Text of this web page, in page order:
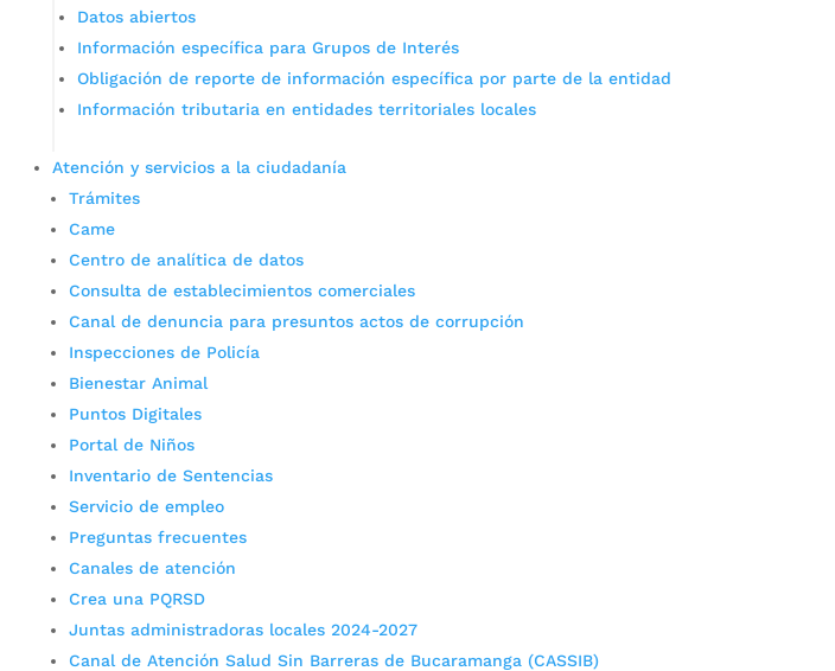
Datos abiertos
Información específica para Grupos de Interés
Obligación de reporte de información específica por parte de la entidad
Información tributaria en entidades territoriales locales
Atención y servicios a la ciudadanía
Trámites
Came
Centro de analítica de datos
Consulta de establecimientos comerciales
Canal de denuncia para presuntos actos de corrupción
Inspecciones de Policía
Bienestar Animal
Puntos Digitales
Portal de Niños
Inventario de Sentencias
Servicio de empleo
Preguntas frecuentes
Canales de atención
Crea una PQRSD
Juntas administradoras locales 2024-2027
Canal de Atención Salud Sin Barreras de Bucaramanga (CASSIB)